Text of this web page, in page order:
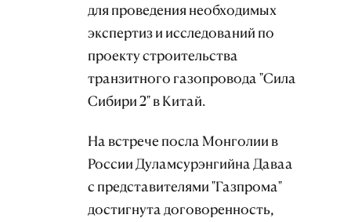
для проведения необходимых
экспертиз и исследований по
проекту строительства
транзитного газопровода "Сила
Сибири 2" в Китай.
На встрече посла Монголии в
России Дуламсурэнгийна Даваа
с представителями "Газпрома"
достигнута договоренность,